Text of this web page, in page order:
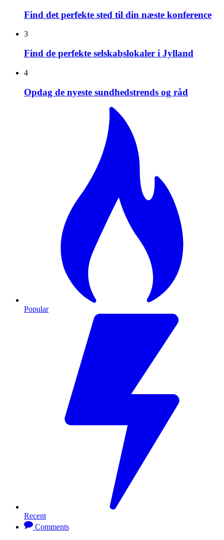
Find det perfekte sted til din næste konference
3
Find de perfekte selskabslokaler i Jylland
4
Opdag de nyeste sundhedstrends og råd
Popular
Recent
Comments